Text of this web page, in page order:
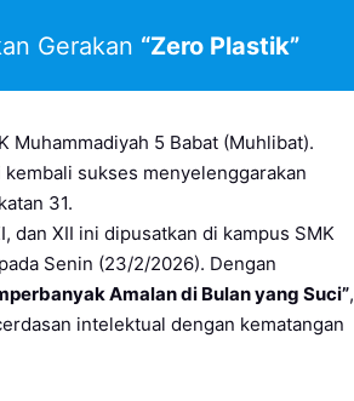
Gerakan “Zero Plastik”
Muhammadiyah 5 Babat (Muhlibat).
sukses menyelenggarakan
31.
dan XII ini dipusatkan di kampus SMK
Senin (23/2/2026). Dengan
Amalan di Bulan yang Suci”,
intelektual dengan kematangan